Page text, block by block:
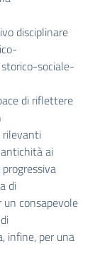
disciplinare
sociale-
di riflettere
rilevanti
ai
di
consapevole
infine, per una